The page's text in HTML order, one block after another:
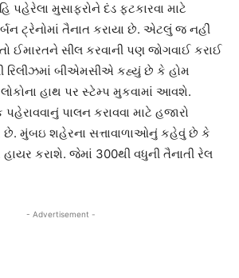
પહેરેલા મુસાફરોને દંડ ફટકારવા માટે
ટ્રેનોમાં તૈનાત કરાયા છે. એટલું જ નહીં
ઈમારતને સીલ કરવાની પણ જોગવાઈ કરાઈ
રિલીઝમાં બીએમસીએ કહ્યું છે કે હોમ
લોકોના હાથ પર સ્ટેમ્પ મુકવામાં આવશે.
પાલન કરાવવા માટે હજારો
છે. મુંબઇ શહેરના સત્તાવાળાઓનું કહેવું છે કે
કરાશે. જેમાં 300થી વધુની તૈનાતી રેલ
- Advertisement -